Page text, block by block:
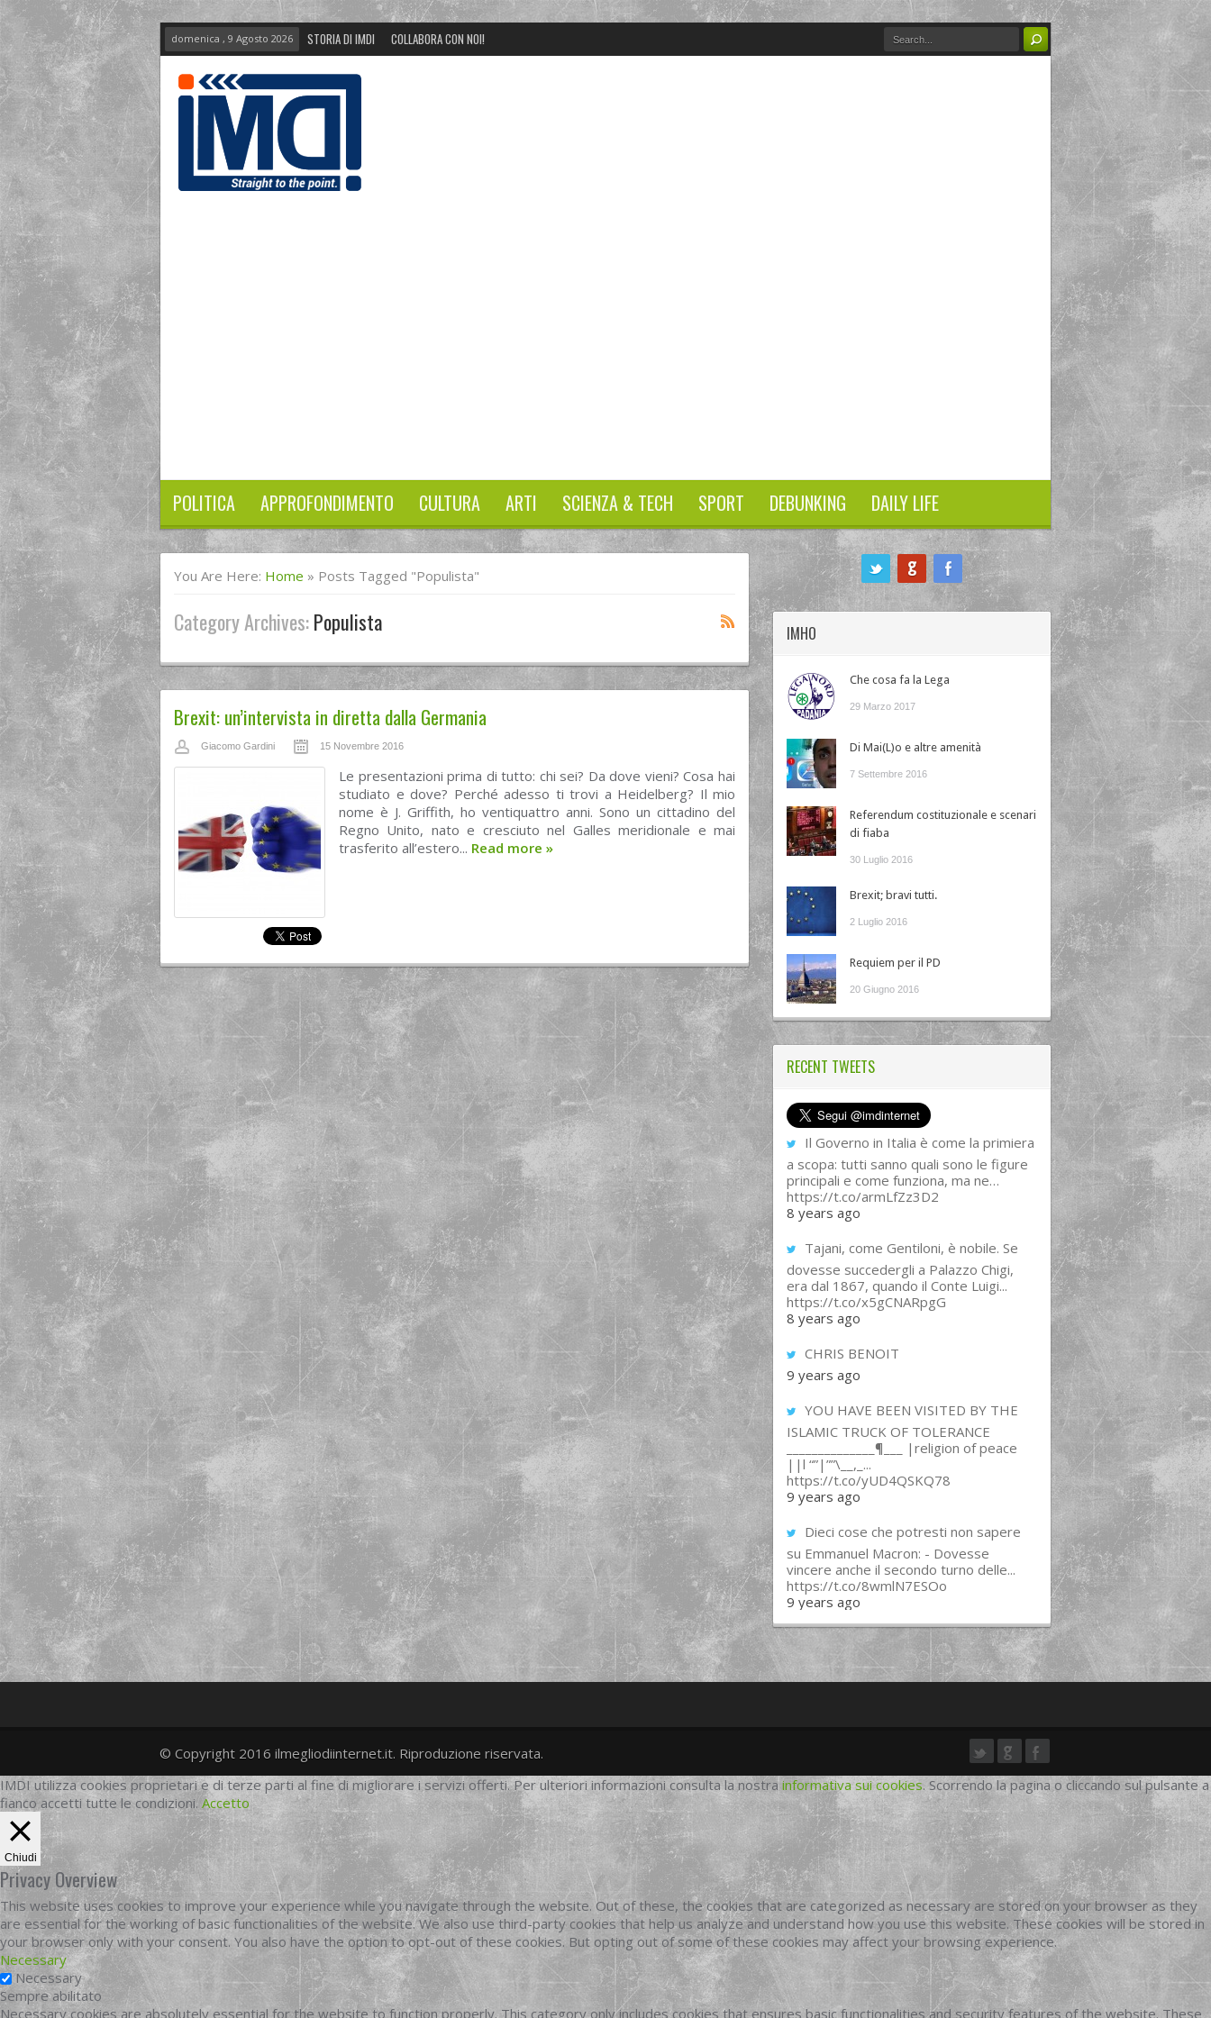
domenica , 9 Agosto 2026 STORIA DI IMDI COLLABORA CON NOI!
POLITICA APPROFONDIMENTO CULTURA ARTI SCIENZA & TECH SPORT DEBUNKING DAILY LIFE
You Are Here: Home » Posts Tagged "populista"
Category Archives:Populista
Brexit: un’intervista in diretta dalla Germania
Giacomo Gardini 15 Novembre 2016
Le presentazioni prima di tutto: chi sei? Da dove vieni? Cosa hai
studiato e dove? Perché adesso ti trovi a Heidelberg? Il mio
nome è J. Griffith, ho ventiquattro anni. Sono un cittadino del
Regno Unito, nato e cresciuto nel Galles meridionale e mai
trasferito all’estero... Read more »
IMHO
Che cosa fa la Lega
29 Marzo 2017
Di Mai(L)o e altre amenità
7 Settembre 2016
Referendum costituzionale e scenari
di fiaba
30 Luglio 2016
Brexit; bravi tutti.
2 Luglio 2016
Requiem per il PD
20 Giugno 2016
RECENT TWEETS
Il Governo in Italia è come la primiera
a scopa: tutti sanno quali sono le figure
principali e come funziona, ma ne…
https://t.co/armLfZz3D2
8 years ago
Tajani, come Gentiloni, è nobile. Se
dovesse succedergli a Palazzo Chigi,
era dal 1867, quando il Conte Luigi...
https://t.co/x5gCNARpgG
8 years ago
CHRIS BENOIT
9 years ago
YOU HAVE BEEN VISITED BY THE
ISLAMIC TRUCK OF TOLERANCE
______________¶___ |religion of peace
||l “”|””\__,_...
https://t.co/yUD4QSKQ78
9 years ago
Dieci cose che potresti non sapere
su Emmanuel Macron: - Dovesse
vincere anche il secondo turno delle...
https://t.co/8wmlN7ESOo
9 years ago
twittergoogleplus
facebook
© Copyright 2016 ilmegliodiinternet.it. Riproduzione riservata.
IMDI utilizza cookies proprietari e di terze parti al fine di migliorare i servizi offerti. Per ulteriori informazioni consulta la nostra informativa sui cookies. Scorrendo la pagina o cliccando sul pulsante a
fianco accetti tutte le condizioni. Accetto
Chiudi
Privacy Overview
This website uses cookies to improve your experience while you navigate through the website. Out of these, the cookies that are categorized as necessary are stored on your browser as they
are essential for the working of basic functionalities of the website. We also use third-party cookies that help us analyze and understand how you use this website. These cookies will be stored in
your browser only with your consent. You also have the option to opt-out of these cookies. But opting out of some of these cookies may affect your browsing experience.
Necessary
Necessary
Sempre abilitato
Necessary cookies are absolutely essential for the website to function properly. This category only includes cookies that ensures basic functionalities and security features of the website. These